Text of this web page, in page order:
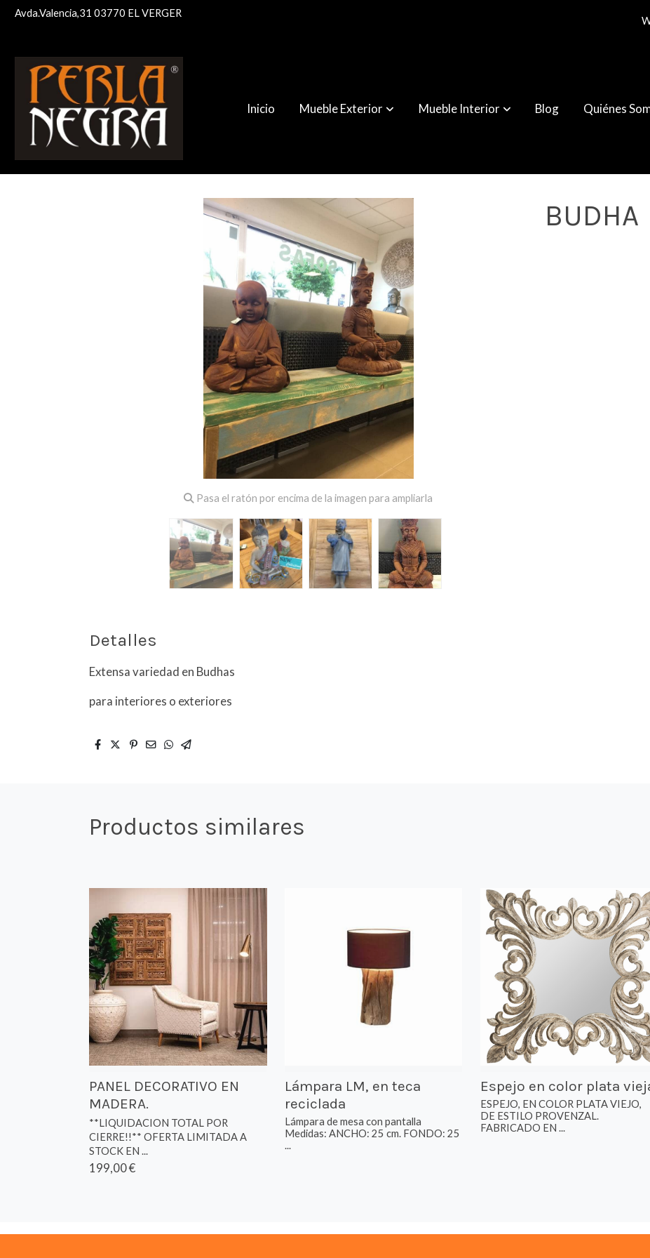
Avda.Valencia,31 03770 EL VERGER
Inicio Mueble Exterior Mueble Interior Blog Quiénes
BUDHA
Pasa el ratón por encima de la imagen para ampliarla
Detalles
Extensa variedad en Budhas
para interiores o exteriores
BUDHA
Productos similares
PANEL DECORATIVO EN
MADERA.
**LIQUIDACION TOTAL POR
CIERRE!!** OFERTA LIMITADA A
STOCK EN ...
199,00 €
Lámpara LM, en teca
reciclada
Lámpara de mesa con pantalla
Medidas: ANCHO: 25 cm. FONDO: 25
...
Espejo en color plata
ESPEJO, EN COLOR PLATA VIEJO,
DE ESTILO PROVENZAL.
FABRICADO EN ...